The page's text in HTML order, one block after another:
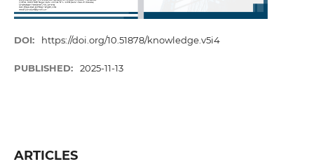
DOI: https://doi.org/10.51878/knowledge.v5i4
PUBLISHED: 2025-11-13
ARTICLES